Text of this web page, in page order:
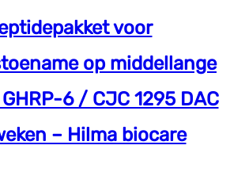
voor
op middellange
6 / CJC 1295 DAC
– Hilma biocare